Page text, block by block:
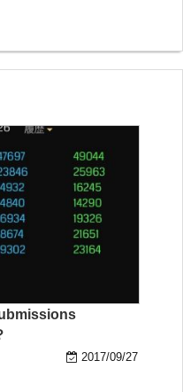
2017/09/27